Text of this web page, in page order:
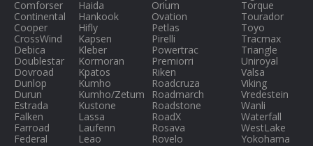
Comforser
Continental
Cooper
CrossWind
Debica
Doublestar
Dovroad
Dunlop
Durun
Estrada
Falken
Farroad
Federal
Haida
Hankook
Hifly
Kapsen
Kleber
Kormoran
Kpatos
Kumho
Kumho/Zetum
Kustone
Lassa
Laufenn
Leao
Orium
Ovation
Petlas
Pirelli
Powertrac
Premiorri
Riken
Roadcruza
Roadmarch
Roadstone
RoadX
Rosava
Rovelo
Torque
Tourador
Toyo
Tracmax
Triangle
Uniroyal
Valsa
Viking
Vredestein
Wanli
Waterfall
WestLake
Yokohama